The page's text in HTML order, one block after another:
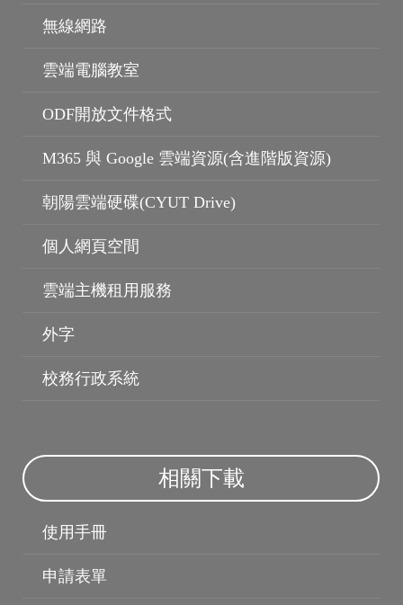
無線網路
雲端電腦教室
ODF開放文件格式
M365 與 Google 雲端資源(含進階版資源)
朝陽雲端硬碟(CYUT Drive)
個人網頁空間
雲端主機租用服務
外字
校務行政系統
相關下載
使用手冊
申請表單